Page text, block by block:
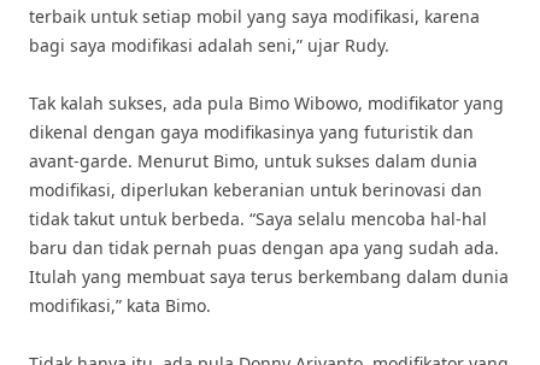
terbaik untuk setiap mobil yang saya modifikasi, karena
bagi saya modifikasi adalah seni,” ujar Rudy.
Tak kalah sukses, ada pula Bimo Wibowo, modifikator yang
dikenal dengan gaya modifikasinya yang futuristik dan
avant-garde. Menurut Bimo, untuk sukses dalam dunia
modifikasi, diperlukan keberanian untuk berinovasi dan
tidak takut untuk berbeda. “Saya selalu mencoba hal-hal
baru dan tidak pernah puas dengan apa yang sudah ada.
Itulah yang membuat saya terus berkembang dalam dunia
modifikasi,” kata Bimo.